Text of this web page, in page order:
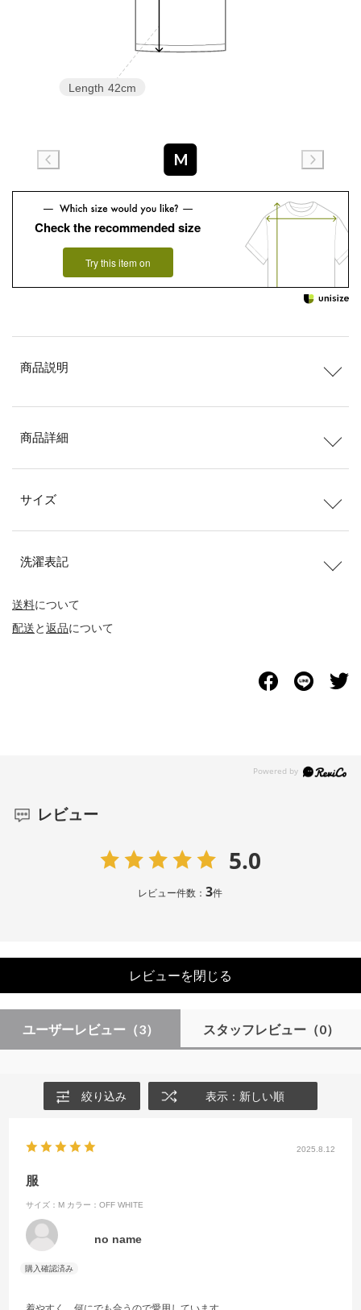
Length 42cm
M
Check the recommended size
Try this item on
送料について
配送と返品について
商品説明
商品詳細
サイズ
洗濯表記
レビュー
5.0
レビュー件数：3件
レビューを閉じる
ユーザーレビュー （3） スタッフレビュー（0）
絞り込み 表示：新しい順
2025.8.12
服
サイズ：M カラー：OFF WHITE
no name